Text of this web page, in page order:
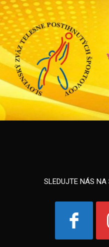
SLEDUJTE NÁS